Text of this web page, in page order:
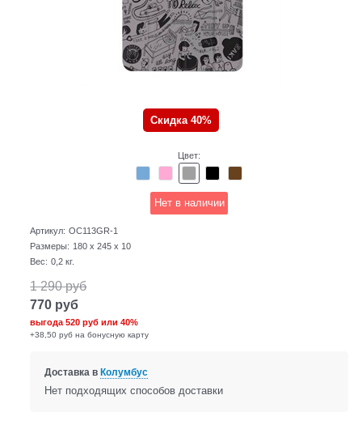
Скидка 40%
Цвет:
Нет в наличии
Артикул: OC113GR-1
Размеры: 180 x 245 x 10
Вес: 0,2 кг.
1 290 руб
770 руб
выгода520 руб или40%
+38,50 руб на бонусную карту
Доставка в Колумбус
Нет подходящих способов доставки